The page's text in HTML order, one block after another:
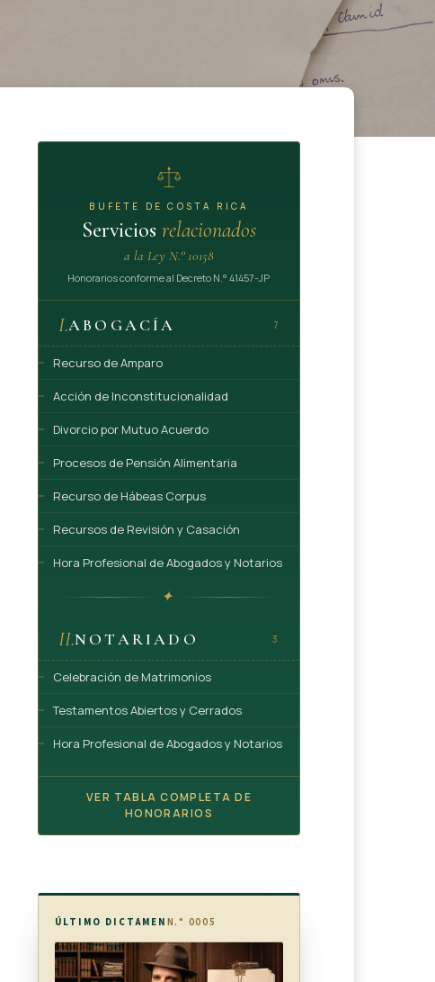
BUFETE DE COSTA RICA
Servicios relacionados
a la Ley N.° 10158
Honorarios conforme al Decreto N.° 41457-JP
I.ABOGACÍA 7
Recurso de Amparo
Acción de Inconstitucionalidad
Divorcio por Mutuo Acuerdo
Procesos de Pensión Alimentaria
Recurso de Hábeas Corpus
Recursos de Revisión y Casación
Hora Profesional de Abogados y Notarios
✦
II.NOTARIADO 3
Celebración de Matrimonios
Testamentos Abiertos y Cerrados
Hora Profesional de Abogados y Notarios
VER TABLA COMPLETA DE
HONORARIOS
ÚLTIMO DICTAMEN N.° 0005